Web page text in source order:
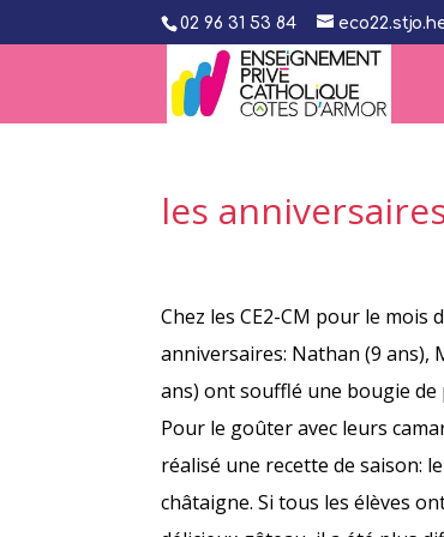
02 96 31 53 84
les
Chez les CE2-CM pour le mois
anniversaires: Nathan (9 ans),
ans) ont soufflé une bougie de
Pour le goûter avec leurs
réalisé une recette de saison:
châtaigne. Si tous les élèves